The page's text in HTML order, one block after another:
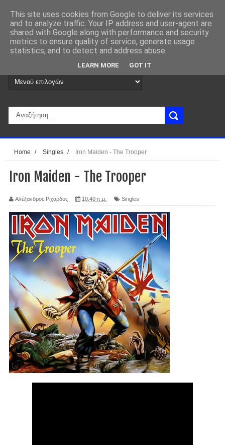
Home / Singles / Iron Maiden - The Trooper
Iron Maiden - The Trooper
Αλέξανδρος Ριχάρδος 10:40 π.μ. Singles
This site uses cookies from Google to deliver its services
and to analyze traffic. Your IP address and user-agent are
shared with Google along with performance and security
metrics to ensure quality of service, generate usage
statistics, and to detect and address abuse.
LEARN MORE GOT IT